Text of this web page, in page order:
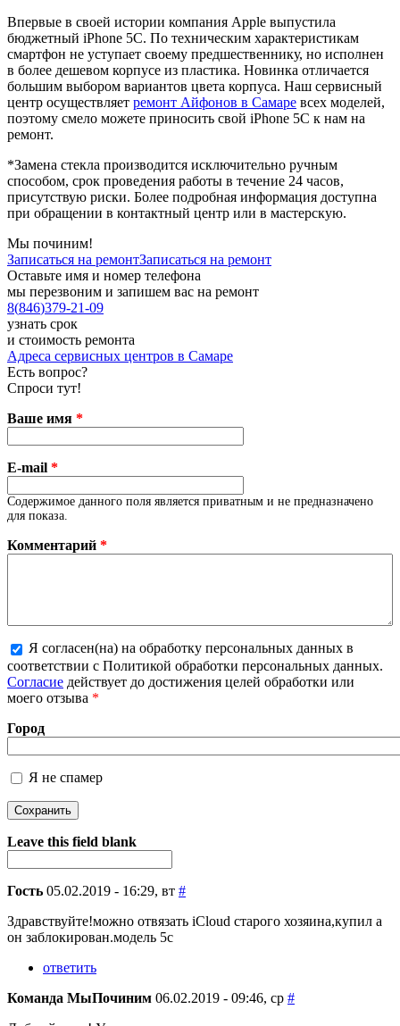
Впервые в своей истории компания Apple выпустила
бюджетный iPhone 5C. По техническим характеристикам
смартфон не уступает своему предшественнику, но исполнен
в более дешевом корпусе из пластика. Новинка отличается
большим выбором вариантов цвета корпуса. Наш сервисный
центр осуществляет ремонт Айфонов в Самаре всех моделей,
поэтому смело можете приносить свой iPhone 5C к нам на
ремонт.
*Замена стекла производится исключительно ручным
способом, срок проведения работы в течение 24 часов,
присутствую риски. Более подробная информация доступна
при обращении в контактный центр или в мастерскую.
Мы починим!
Записаться на ремонтЗаписаться на ремонт
Оставьте имя и номер телефона
мы перезвоним и запишем вас на ремонт
8(846)379-21-09
узнать срок
и стоимость ремонта
Адреса сервисных центров в Самаре
Есть вопрос?
Спроси тут!
Ваше имя *
E-mail *
Содержимое данного поля является приватным и не предназначено
для показа.
Комментарий *
Более подробная информация о текстовых форматах
Я согласен(на) на обработку персональных данных в
соответствии с Политикой обработки персональных данных.
Согласие действует до достижения целей обработки или
моего отзыва *
Город
Я не спамер
Я спамер
Leave this field blank
Гость 05.02.2019 - 16:29, вт #
Здравствуйте!можно отвязать iCloud старого хозяина,купил а
он заблокирован.модель 5c
ответить
Команда МыПочиним 06.02.2019 - 09:46, ср #